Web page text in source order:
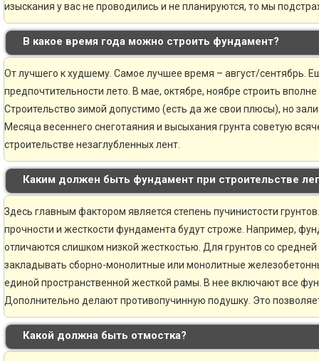
изыскания у вас не проводились и не планируются, то мы
В какое время года можно строить фундамент?
От лучшего к худшему. Самое лучшее время – август/сентябрь.
предпочтительности лето. В мае, октябре, ноябре строить
Строительство зимой допустимо (есть да же свои плюсы), но
Месяца весеннего снеготаяния и высыхания грунта советую
строительстве незаглубленных лент.
Каким должен быть фундамент при строительстве
Здесь главным фактором является степень пучинистости
прочности и жесткости фундамента будут строже. Например,
отличаются слишком низкой жесткостью. Для грунтов со
закладывать сборно-монолитные или монолитные
единой пространственной жесткой рамы. В нее включают все
Дополнительно делают противопучинную подушку. Это
Какой должна быть отмостка?